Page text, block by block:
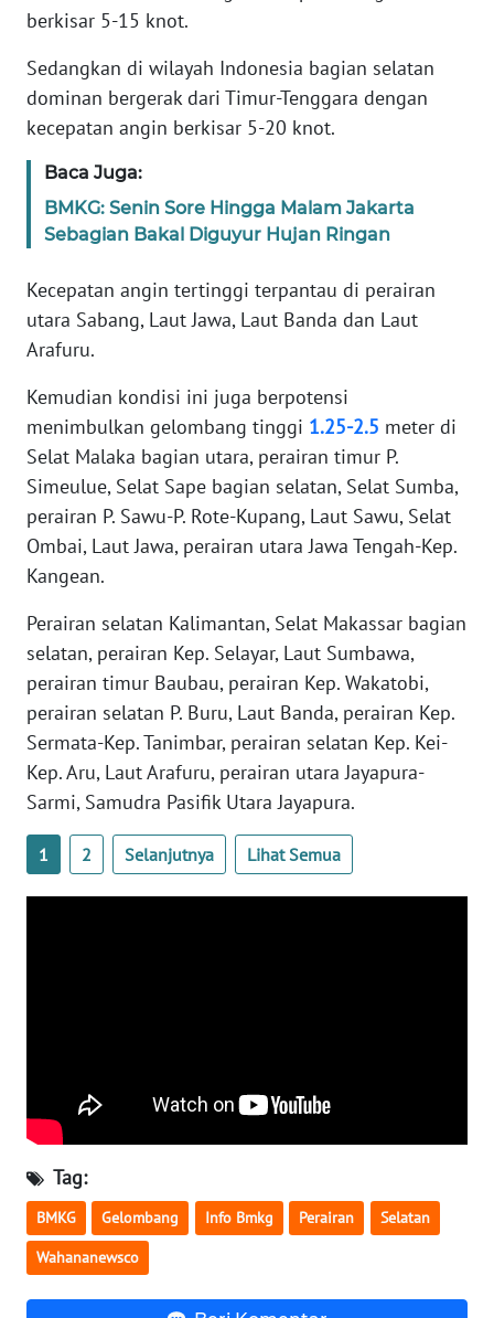
berkisar 5-15 knot.
Sedangkan di wilayah Indonesia bagian selatan
dominan bergerak dari Timur-Tenggara dengan
kecepatan angin berkisar 5-20 knot.
Baca Juga:
BMKG: Senin Sore Hingga Malam Jakarta
Sebagian Bakal Diguyur Hujan Ringan
Kecepatan angin tertinggi terpantau di perairan
utara Sabang, Laut Jawa, Laut Banda dan Laut
Arafuru.
Kemudian kondisi ini juga berpotensi
menimbulkan gelombang tinggi 1.25-2.5 meter di
Selat Malaka bagian utara, perairan timur P.
Simeulue, Selat Sape bagian selatan, Selat Sumba,
perairan P. Sawu-P. Rote-Kupang, Laut Sawu, Selat
Ombai, Laut Jawa, perairan utara Jawa Tengah-Kep.
Kangean.
Perairan selatan Kalimantan, Selat Makassar bagian
selatan, perairan Kep. Selayar, Laut Sumbawa,
perairan timur Baubau, perairan Kep. Wakatobi,
perairan selatan P. Buru, Laut Banda, perairan Kep.
Sermata-Kep. Tanimbar, perairan selatan Kep. Kei-
Kep. Aru, Laut Arafuru, perairan utara Jayapura-
Sarmi, Samudra Pasifik Utara Jayapura.
1 2 Selanjutnya Lihat Semua
Tag:
BMKG Gelombang Info Bmkg Perairan Selatan
Wahananewsco
KEPRI
PAPUA
WN
PAPUA
BARAT
WN
RIAU
WN
SERAMBI
WN
JAMBI
WN
SULTRA
WN
NTB
WN
SULTENG
WN
WN
BABEL
WN
BENGKULU
WN
LAMPUNG